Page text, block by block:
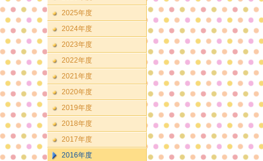
2025年度
2024年度
2023年度
2022年度
2021年度
2020年度
2019年度
2018年度
2017年度
2016年度